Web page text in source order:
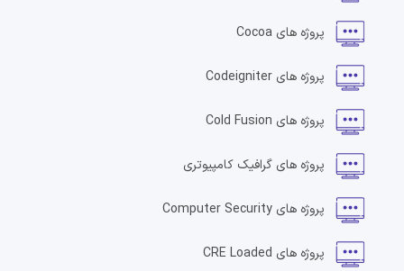
پروژه های Cocoa
پروژه های Codeigniter
پروژه های Cold Fusion
پروژه های گرافیک کامپیوتری
پروژه های Computer Security
پروژه های CRE Loaded